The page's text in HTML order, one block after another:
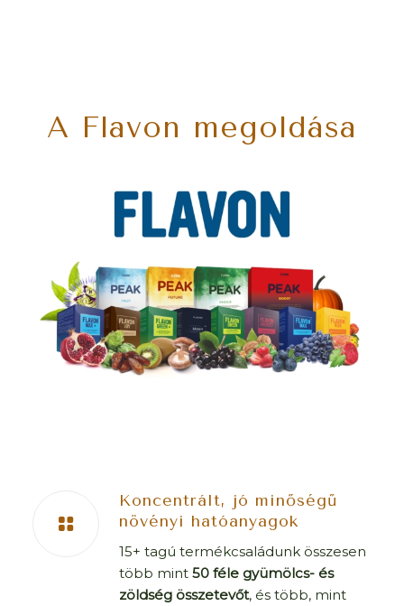
A Flavon megoldása
Koncentrált, jó minőségű
növényi hatóanyagok
15+ tagú termékcsaládunk összesen
több mint 50 féle gyümölcs- és
zöldség összetevőt, és több, mint